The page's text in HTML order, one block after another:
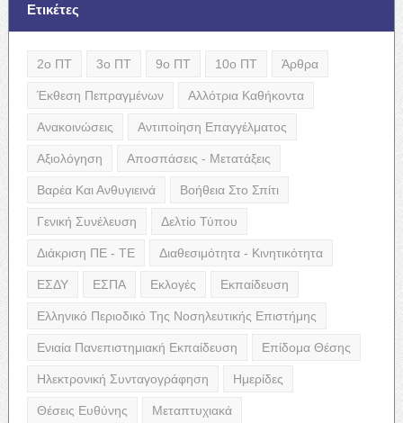
Ετικέτες
2ο ΠΤ 3ο ΠΤ 9ο ΠΤ 10ο ΠΤ Άρθρα
Έκθεση Πεπραγμένων Αλλότρια Καθήκοντα
Ανακοινώσεις Αντιποίηση Επαγγέλματος
Αξιολόγηση Αποσπάσεις - Μετατάξεις
Βαρέα Και Ανθυγιεινά Βοήθεια Στο Σπίτι
Γενική Συνέλευση Δελτίο Τύπου
Διάκριση ΠΕ - ΤΕ Διαθεσιμότητα - Κινητικότητα
ΕΣΔΥ ΕΣΠΑ Εκλογές Εκπαίδευση
Ελληνικό Περιοδικό Της Νοσηλευτικής Επιστήμης
Ενιαία Πανεπιστημιακή Εκπαίδευση Επίδομα Θέσης
Ηλεκτρονική Συνταγογράφηση Ημερίδες
Θέσεις Ευθύνης Μεταπτυχιακά